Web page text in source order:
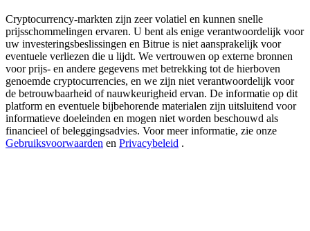
USDT New User Exclusive 10% APR
USDT Flexible Staking | Daily Rewards
New Listing Futures Fest
Trade New Futures, Win 200,000 USDT
Cryptocurrency-markten zijn zeer volatiel en kunnen snelle
prijsschommelingen ervaren. U bent als enige verantwoordelijk voor
uw investeringsbeslissingen en Bitrue is niet aansprakelijk voor
eventuele verliezen die u lijdt. We vertrouwen op externe bronnen
voor prijs- en andere gegevens met betrekking tot de hierboven
genoemde cryptocurrencies, en we zijn niet verantwoordelijk voor
de betrouwbaarheid of nauwkeurigheid ervan. De informatie op dit
platform en eventuele bijbehorende materialen zijn uitsluitend voor
informatieve doeleinden en mogen niet worden beschouwd als
financieel of beleggingsadvies. Voor meer informatie, zie onze
Gebruiksvoorwaarden en Privacybeleid .